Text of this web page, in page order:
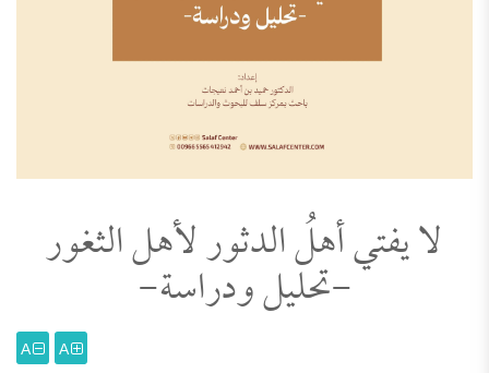
لا يفتي أهلُ الدثور لأهل الثغور
-تحليل ودراسة-
A
A